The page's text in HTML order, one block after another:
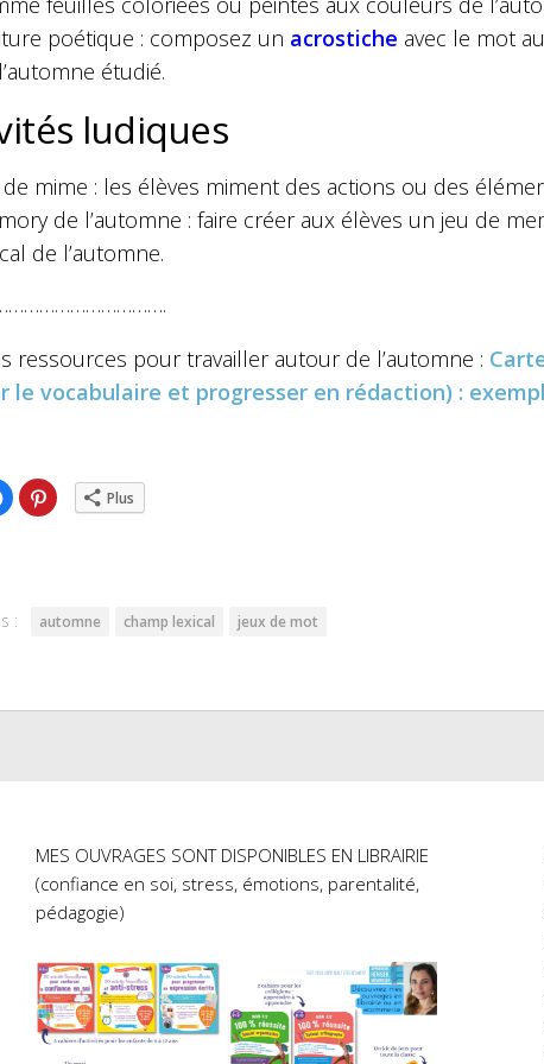
poétique : composez un acrostiche avec le mot
étudié.
ludiques
de mime : les élèves miment des actions ou des
de l’automne : faire créer aux élèves un jeu de
de l’automne.
ressources pour travailler autour de l’automne :
le vocabulaire et progresser en rédaction) :
Cliquez
pour
partager
Cliquez
pour Plus
: automne champ lexical jeux de mot
MES OUVRAGES SONT DISPONIBLES EN LIBRAIRIE
(confiance en soi, stress, émotions, parentalité,
pédagogie)